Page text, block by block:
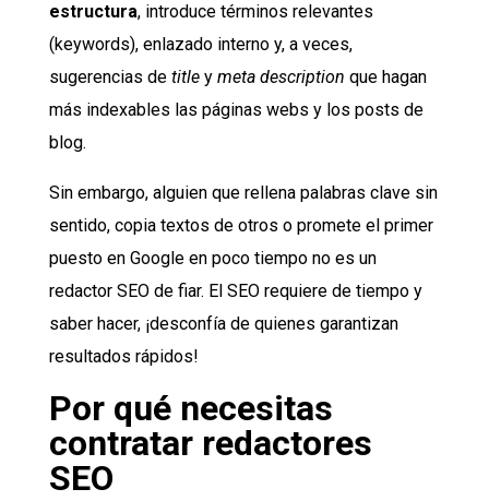
estructura, introduce términos relevantes
(keywords), enlazado interno y, a veces,
sugerencias de title y meta description que hagan
más indexables las páginas webs y los posts de
blog.
Sin embargo, alguien que rellena palabras clave sin
sentido, copia textos de otros o promete el primer
puesto en Google en poco tiempo no es un
redactor SEO de fiar. El SEO requiere de tiempo y
saber hacer, ¡desconfía de quienes garantizan
resultados rápidos!
Por qué necesitas
contratar redactores
SEO